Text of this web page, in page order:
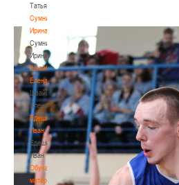
Татьяна
Сумникова
Ирина
Сумникова
Ирина
Швайбович
Елена
Швайбович
Елена
Едешко
Иван
Едешко
Иван
Обучающие
материалы